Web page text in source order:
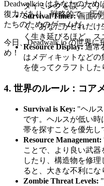
Deadwalk.io はあなたのた
復力があり、戦略的で、圧
たちのためのゲームだ。
今日、Deadwalk.io の世界に
め！
タイミングを誤って
Survival Timer:画面の
く、あなたがどれだ
く生き延びるほど、ス
Resource Display:通常
はメディキットなど
を使ってクラフトした
4. 世界のルール：コア
Survival is Key: "ヘル
です。ヘルスが低い
帯を探すことを優先し
Resource Management:
ことで、より良い武
したり、構造物を修
ると、大きな不利にな
Zombie Threat Levels: